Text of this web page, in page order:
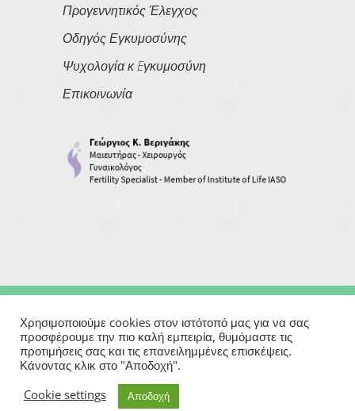
Προγεννητικός Έλεγχος
Οδηγός Εγκυμοσύνης
Ψυχολογία κ Eγκυμοσύνη
Επικοινωνία
Copyright © 2026Georgios Verigakis| All Rights Reserved
Powered By
Μαιευτήρας | Γυναικολόγος | Χειρουργός | Εξωσωματική
Χρησιμοποιούμε cookies στον ιστότοπό μας για να σας
προσφέρουμε την πιο καλή εμπειρία, θυμόμαστε τις
προτιμήσεις σας και τις επανειλημμένες επισκέψεις.
Κάνοντας κλικ στο "Αποδοχή".
Cookie settings
Αποδοχή